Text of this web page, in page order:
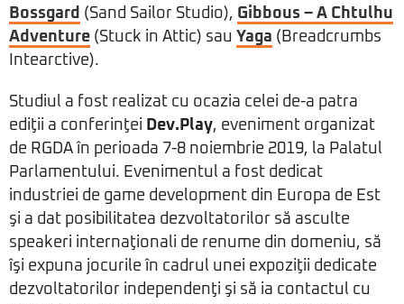
Bossgard (Sand Sailor Studio), Gibbous – A Chtulhu
Adventure (Stuck in Attic) sau Yaga (Breadcrumbs
Intearctive).
Studiul a fost realizat cu ocazia celei de-a patra
ediţii a conferinţei Dev.Play, eveniment organizat
de RGDA în perioada 7-8 noiembrie 2019, la Palatul
Parlamentului. Evenimentul a fost dedicat
industriei de game development din Europa de Est
şi a dat posibilitatea dezvoltatorilor să asculte
speakeri internaţionali de renume din domeniu, să
îşi expuna jocurile în cadrul unei expoziţii dedicate
dezvoltatorilor independenţi şi să ia contactul cu